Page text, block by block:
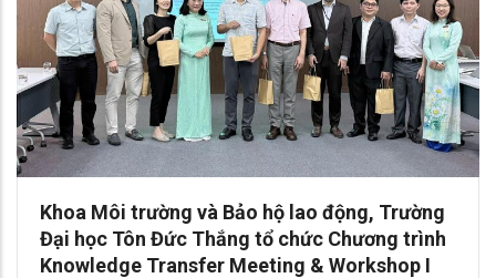
Khoa Môi trường và Bảo hộ lao động, Trường
Đại học Tôn Đức Thắng tổ chức Chương trình
Knowledge Transfer Meeting & Workshop I